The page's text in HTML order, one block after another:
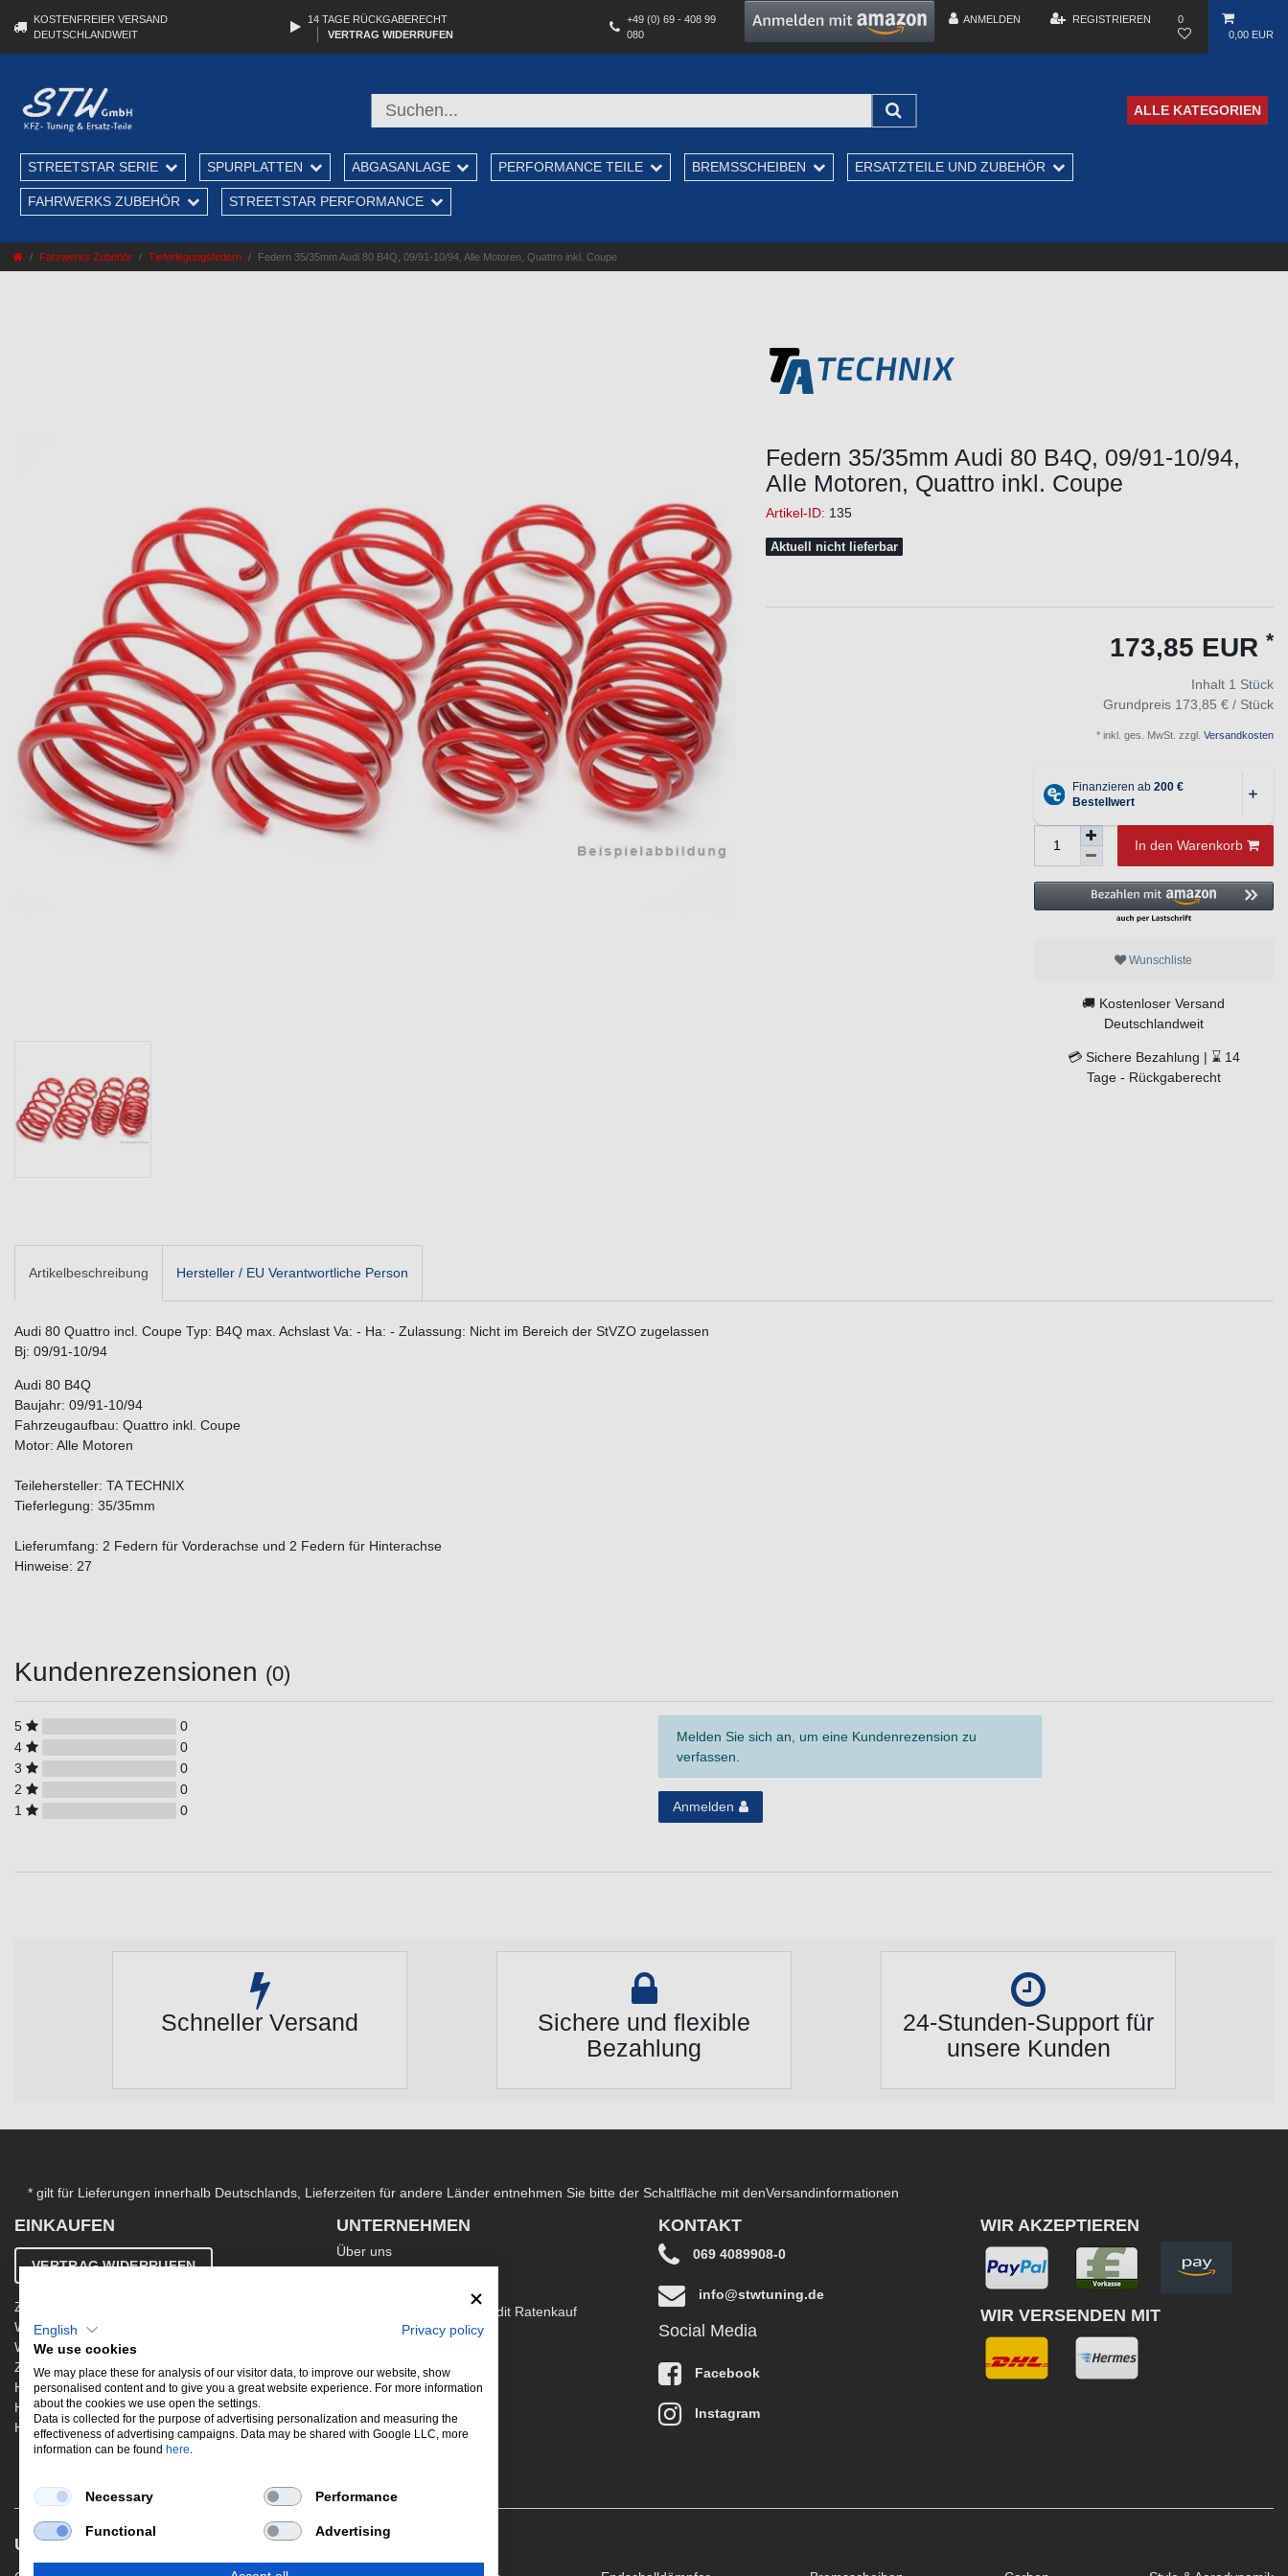
KOSTENFREIER VERSAND
DEUTSCHLANDWEIT
14 TAGE RÜCKGABERECHT
VERTRAG WIDERRUFEN
+49 (0) 69 - 408 99
080
ANMELDEN REGISTRIEREN
0
0,00 EUR
ALLE KATEGORIEN
STREETSTAR SERIE SPURPLATTEN ABGASANLAGE PERFORMANCE TEILE BREMSSCHEIBEN ERSATZTEILE UND ZUBEHÖR
FAHRWERKS ZUBEHÖR STREETSTAR PERFORMANCE
Fahrwerks Zubehör Tieferlegungsfedern Federn 35/35mm Audi 80 B4Q, 09/91-10/94, Alle Motoren, Quattro inkl. Coupe
Federn 35/35mm Audi 80 B4Q, 09/91-10/94,
Alle Motoren, Quattro inkl. Coupe
Artikel-ID: 135
Aktuell nicht lieferbar
173,85 EUR *
Inhalt 1 Stück
Grundpreis 173,85 € / Stück
* inkl. ges. MwSt. zzgl. Versandkosten
In den Warenkorb
Wunschliste
🚚 Kostenloser Versand
Deutschlandweit
💳 Sichere Bezahlung | ⌛ 14
Tage - Rückgaberecht
Artikelbeschreibung Hersteller / EU Verantwortliche Person
Audi 80 Quattro incl. Coupe Typ: B4Q max. Achslast Va: - Ha: - Zulassung: Nicht im Bereich der StVZO zugelassen
Bj: 09/91-10/94
Audi 80 B4Q
Baujahr: 09/91-10/94
Fahrzeugaufbau: Quattro inkl. Coupe
Motor: Alle Motoren
Teilehersteller: TA TECHNIX
Tieferlegung: 35/35mm
Lieferumfang: 2 Federn für Vorderachse und 2 Federn für Hinterachse
Hinweise: 27
Kundenrezensionen (0)
5
0
4
0
3
0
2
0
1
0
Melden Sie sich an, um eine Kundenrezension zu
verfassen.
Anmelden
Schneller Versand
Sichere und flexible
Bezahlung
24-Stunden-Support für
unsere Kunden
* gilt für Lieferungen innerhalb Deutschlands, Lieferzeiten für andere Länder entnehmen Sie bitte der Schaltfläche mit denVersandinformationen
EINKAUFEN
VERTRAG WIDERRUFEN
Zahlung & Versand
Widerrufsbelehrung
Warenkorb
Zur Kasse
Hinweis zur Altölentsorgung
Hinweis zur Batterieentsorgung
Händler werden
UNTERNEHMEN
Über uns
Kontakt
Ergänzende AGB EasyCredit Ratenkauf
Datenschutzerklärung
Jobs
Newsletter
KONTAKT
069 4089908-0
info@stwtuning.de
Social Media
Facebook
Instagram
WIR AKZEPTIEREN
WIR VERSENDEN MIT
UNSERE BELIEBTESTEN PRODUKTE
English
Privacy policy
We use cookies
We may place these for analysis of our visitor data, to improve our website, show
personalised content and to give you a great website experience. For more information
about the cookies we use open the settings.
Data is collected for the purpose of advertising personalization and measuring the
effectiveness of advertising campaigns. Data may be shared with Google LLC, more
information can be found here.
Necessary Performance
Functional Advertising